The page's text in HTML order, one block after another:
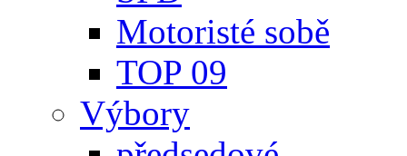
Motoristé sobě
TOP 09
Výbory